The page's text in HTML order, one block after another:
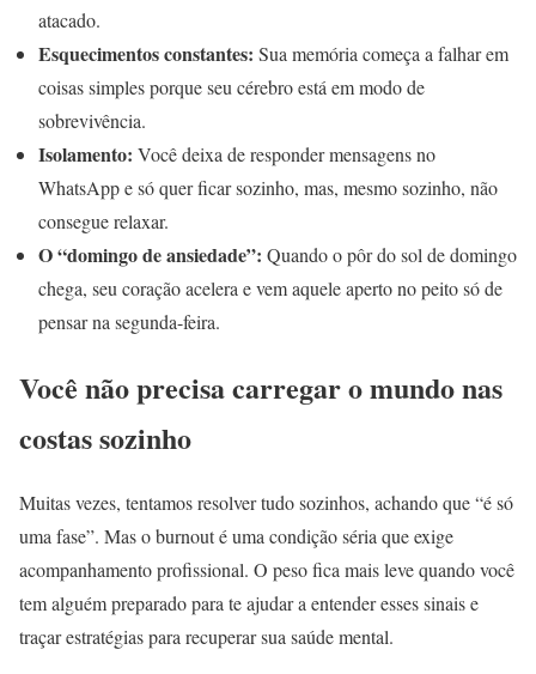
atacado.
Esquecimentos constantes: Sua memória começa a falhar em
coisas simples porque seu cérebro está em modo de
sobrevivência.
Isolamento: Você deixa de responder mensagens no
WhatsApp e só quer ficar sozinho, mas, mesmo sozinho, não
consegue relaxar.
O “domingo de ansiedade”: Quando o pôr do sol de domingo
chega, seu coração acelera e vem aquele aperto no peito só de
pensar na segunda-feira.
Você não precisa carregar o mundo nas
costas sozinho
Muitas vezes, tentamos resolver tudo sozinhos, achando que “é só
uma fase”. Mas o burnout é uma condição séria que exige
acompanhamento profissional. O peso fica mais leve quando você
tem alguém preparado para te ajudar a entender esses sinais e
traçar estratégias para recuperar sua saúde mental.